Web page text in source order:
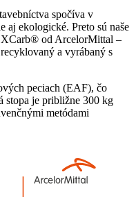
spočíva v
aj ekologické. Preto sú naše
XCarb® od ArcelorMittal –
a vyrábaný s
peciach (EAF), čo
stopa je približne 300 kg
metódami